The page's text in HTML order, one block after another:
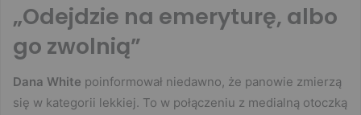
„Odejdzie na emeryturę, albo
go zwolnią”
Dana White poinformował niedawno, że panowie zmierzą
się w kategorii lekkiej. To w połączeniu z medialną otoczką